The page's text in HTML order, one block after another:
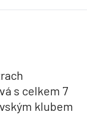
s celkem 7
klubem